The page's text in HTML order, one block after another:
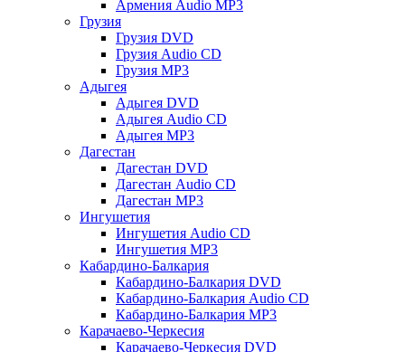
Армения Audio MP3
Грузия
Грузия DVD
Грузия Audio CD
Грузия MP3
Адыгея
Адыгея DVD
Адыгея Audio CD
Адыгея MP3
Дагестан
Дагестан DVD
Дагестан Audio CD
Дагестан MP3
Ингушетия
Ингушетия Audio CD
Ингушетия MP3
Кабардино-Балкария
Кабардино-Балкария DVD
Кабардино-Балкария Audio CD
Кабардино-Балкария MP3
Карачаево-Черкесия
Карачаево-Черкесия DVD